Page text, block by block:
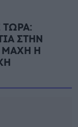
ΤΩΡΑ:
ΣΤΗΝ
ΜΑΧΗ Η